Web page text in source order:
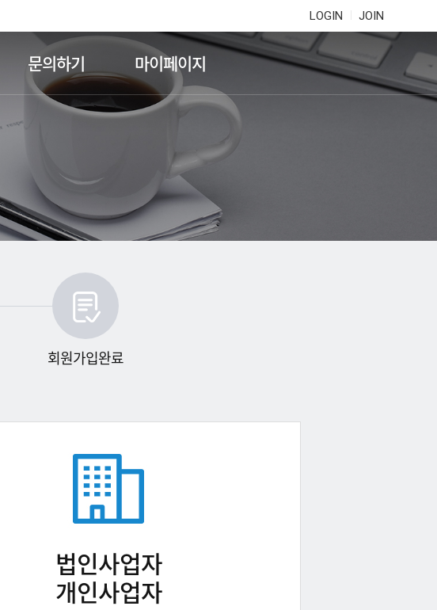
LOGIN JOIN
문의하기 마이페이지
회원가입완료
법인사업자
개인사업자